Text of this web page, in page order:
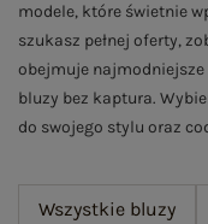
modele, które świetnie
szukasz pełnej oferty,
obejmuje
bluzy bez kaptura.
do swojego stylu oraz
Wszystkie bluzy